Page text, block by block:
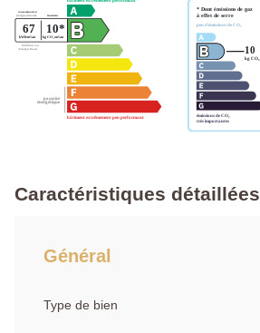
Caractéristiques détaillées
Général
Type de bien